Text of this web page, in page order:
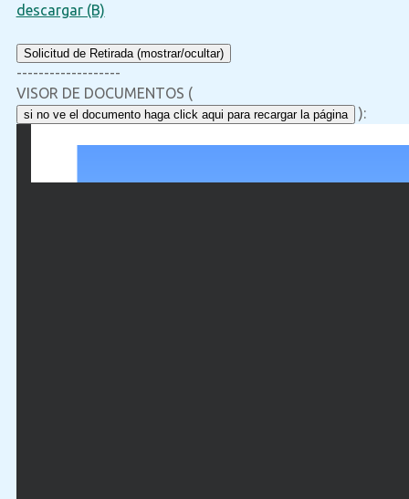
descargar (B)
Solicitud de Retirada (mostrar/ocultar)
-------------------
VISOR DE DOCUMENTOS (
si no ve el documento haga click aqui para recargar la página ):